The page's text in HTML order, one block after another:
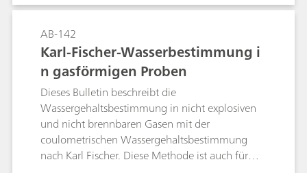
und Öle sind nicht nur beim Kochen
unverzichtbar, sie sind auch ein wichtiger
Inhaltsstoff von Arzneimitteln und
Körperpflegeprodukten wie Salben und Cremes.
Aus diesem Grund beschreiben mehrere
Normen und Standards die Bestimmung der
wichtigsten Qualitätskontrollparameter. Dieses
Application Bulletin beschreibt die acht
wichtigsten Analysenmethoden für die
folgenden Fettparameter von Speiseölen und -
AB-142
Karl-Fischer-Wasserbestimmung i
n gasförmigen Proben
Dieses Bulletin beschreibt die
Wassergehaltsbestimmung in nicht explosiven
und nicht brennbaren Gasen mit der
coulometrischen Wassergehaltsbestimmung
nach Karl Fischer. Diese Methode ist auch für